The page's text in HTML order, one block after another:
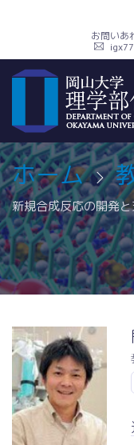
お問いあ
ホーム
新規合成反応の開発